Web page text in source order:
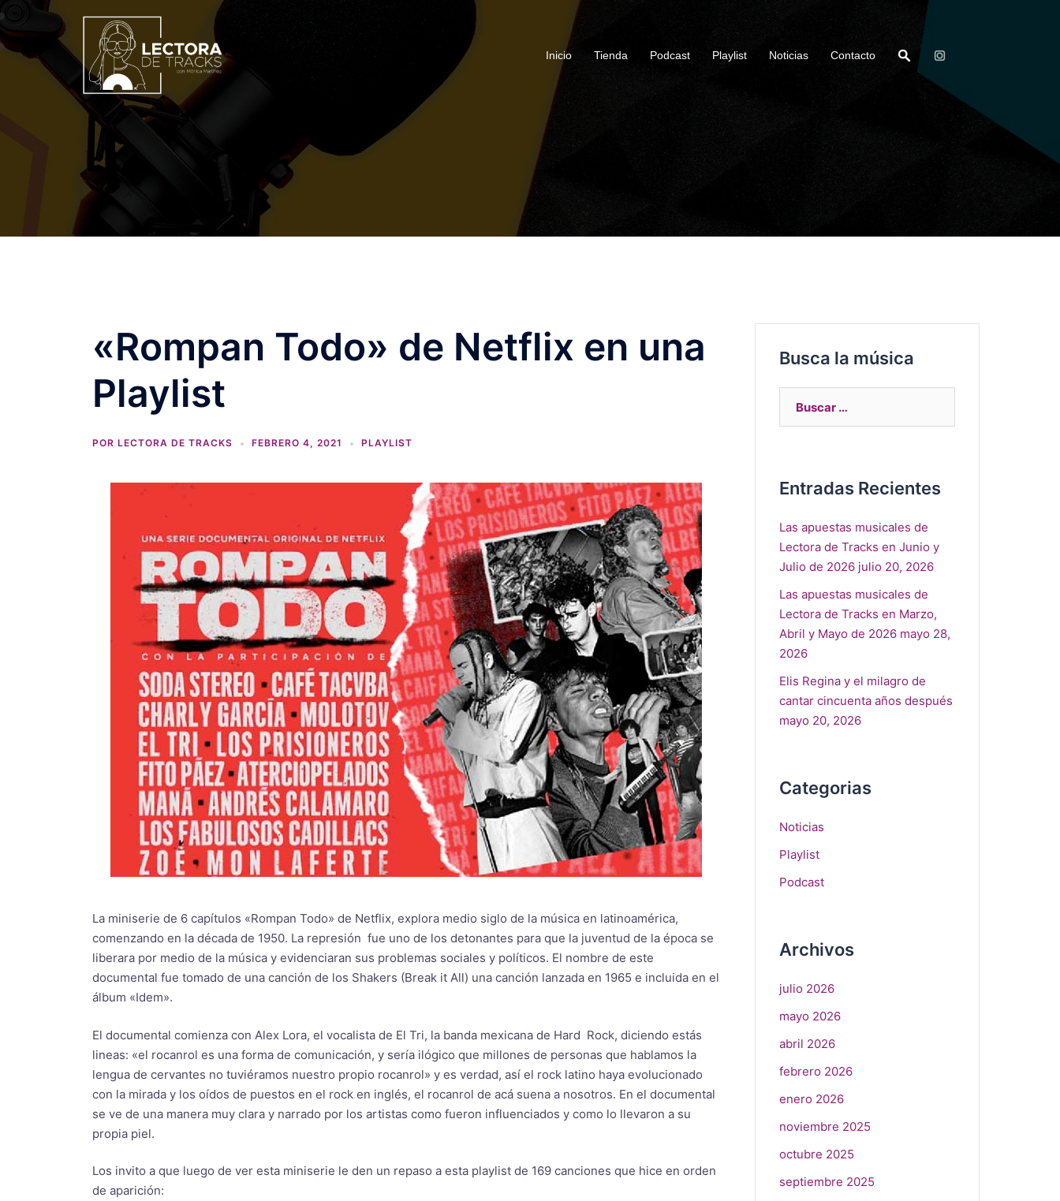
Inicio Tienda Podcast Playlist Noticias Contacto
«Rompan Todo» de Netflix en una
Playlist
POR LECTORA DE TRACKS FEBRERO 4, 2021 PLAYLIST
La miniserie de 6 capítulos «Rompan Todo» de Netflix, explora medio siglo de la música en latinoamérica,
comenzando en la década de 1950. La represión fue uno de los detonantes para que la juventud de la época se
liberara por medio de la música y evidenciaran sus problemas sociales y políticos. El nombre de este
documental fue tomado de una canción de los Shakers (Break it All) una canción lanzada en 1965 e incluida en el
álbum «Idem».
El documental comienza con Alex Lora, el vocalista de El Tri, la banda mexicana de Hard Rock, diciendo estás
lineas: «el rocanrol es una forma de comunicación, y sería ilógico que millones de personas que hablamos la
lengua de cervantes no tuviéramos nuestro propio rocanrol» y es verdad, así el rock latino haya evolucionado
con la mirada y los oídos de puestos en el rock en inglés, el rocanrol de acá suena a nosotros. En el documental
se ve de una manera muy clara y narrado por los artistas como fueron influenciados y como lo llevaron a su
propia piel.
Los invito a que luego de ver esta miniserie le den un repaso a esta playlist de 169 canciones que hice en orden
de aparición:
Busca la música
Entradas Recientes
Las apuestas musicales de
Lectora de Tracks en Junio y
Julio de 2026 julio 20, 2026
Las apuestas musicales de
Lectora de Tracks en Marzo,
Abril y Mayo de 2026 mayo 28,
2026
Elis Regina y el milagro de
cantar cincuenta años después
mayo 20, 2026
Categorias
Noticias
Playlist
Podcast
Archivos
julio 2026
mayo 2026
abril 2026
febrero 2026
enero 2026
noviembre 2025
octubre 2025
septiembre 2025